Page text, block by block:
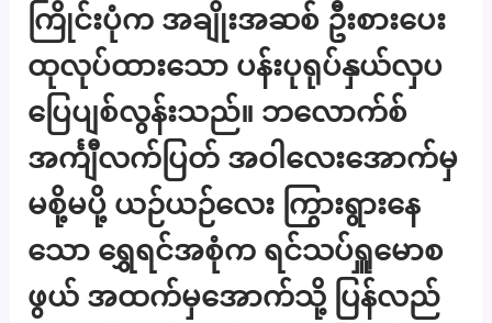
ကြိုင်းပုံက အချိုးအဆစ် ဦးစားပေး
ထုလုပ်ထားသော ပန်းပုရုပ်နှယ်လှပ
ပြေပျစ်လွန်းသည်။ ဘလောက်စ်
အင်္ကျီလက်ပြတ် အဝါလေးအောက်မှ
မစို့မပို့ ယဉ်ယဉ်လေး ကြွားရွားနေ
သော ရွှေရင်အစုံက ရင်သပ်ရှူမောစ
ဖွယ် အထက်မှအောက်သို့ ပြန်လည်